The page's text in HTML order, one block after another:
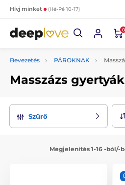
Hívj minket (Hé-Pé 10-17)
0
Bevezetés PÁROKNAK
Masszázs gyertyák
Szűrő
Megjelenítés 1-16 -ból/-